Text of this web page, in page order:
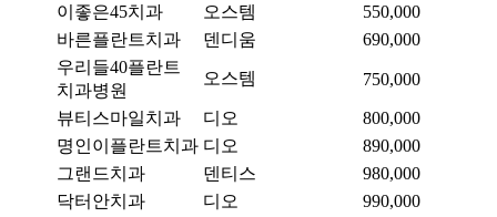
이좋은45치과
오스템
550,000
바른플란트치과
덴디움
690,000
우리들40플란트
치과병원
오스템 750,000
뷰티스마일치과 디오
800,000
명인이플란트치과 디오
890,000
그랜드치과
덴티스
980,000
닥터안치과
디오 990,000